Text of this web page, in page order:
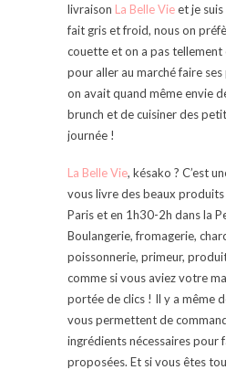
livraison La Belle Vieet je
fait gris et froid, nous on
couette et on a pas tellement
pour aller au marché faire
on avait quand même envie
brunch et de cuisiner des
journée !
La Belle Vie, késako ? C’est
vous livre des beaux produits
Paris et en 1h30-2h dans la
Boulangerie, fromagerie,
poissonnerie, primeur,
comme si vous aviez votre
portée de clics ! Il y a même
vous permettent de
ingrédients nécessaires pour
proposées. Et si vous êtes